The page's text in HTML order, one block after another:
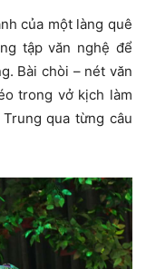
của một làng quê
tập văn nghệ để
Bài chòi – nét văn
trong vở kịch làm
qua từng câu